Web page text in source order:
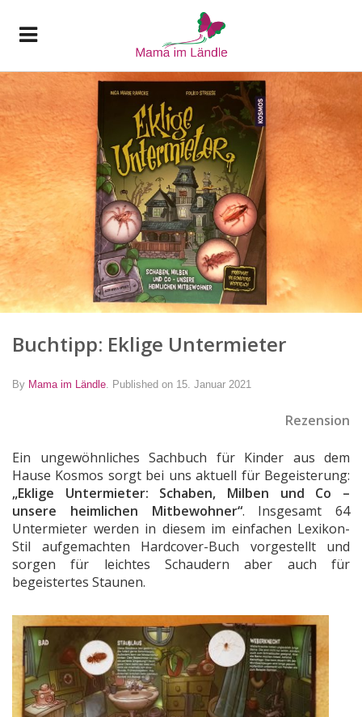
Buchtipp: Eklige Untermieter
By Mama im Ländle. Published on 15. Januar 2021
Rezension
Ein ungewöhnliches Sachbuch für Kinder aus dem
Hause Kosmos sorgt bei uns aktuell für Begeisterung:
„Eklige Untermieter: Schaben, Milben und Co –
unsere heimlichen Mitbewohner“. Insgesamt 64
Untermieter werden in diesem im einfachen Lexikon-
Stil aufgemachten Hardcover-Buch vorgestellt und
sorgen für leichtes Schaudern aber auch für
begeistertes Staunen.